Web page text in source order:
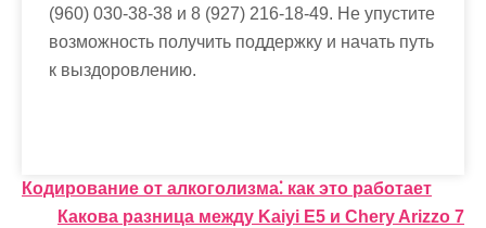
(960) 030-38-38 и 8 (927) 216-18-49. Не упустите
возможность получить поддержку и начать путь
к выздоровлению.
Н
Кодирование от алкоголизма⁚ как это работает
Какова разница между Kaiyi E5 и Chery Arizzo 7